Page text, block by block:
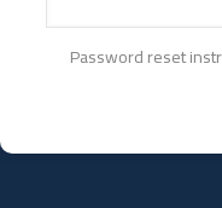
Password reset